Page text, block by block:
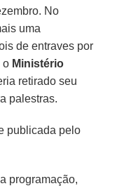
No
uma
de entraves por
o Ministério
retirado seu
palestras.
publicada pelo
programação,